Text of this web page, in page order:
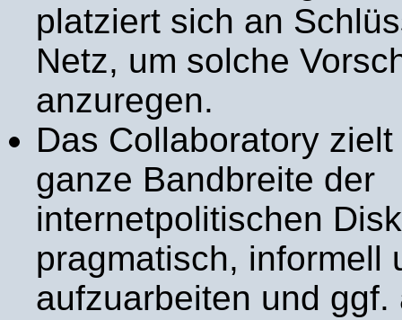
platziert sich an
Netz, um solche
anzuregen.
Das Collaboratory
ganze Bandbreite der
internetpolitischen
pragmatisch, informell
aufzuarbeiten und